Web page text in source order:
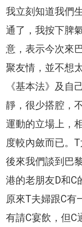
我立刻知道我們
通了，我按下脾
意，表示今次來
聚友情，並不想
《基本法》及自
靜，很少搭腔，
運動的立場上，
度較內斂而已。
後來我們談到巴
港的老朋友D和C
原來T夫婦跟C有
有請C宴飲，但C